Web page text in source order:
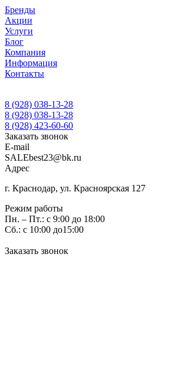
Бренды
Акции
Услуги
Блог
Компания
Информация
Контакты
8 (928) 038-13-28
8 (928) 038-13-28
8 (928) 423-60-60
Заказать звонок
E-mail
SALEbest23@bk.ru
Адрес
г. Краснодар, ул. Красноярская 127
Режим работы
Пн. – Пт.: с 9:00 до 18:00
Сб.: с 10:00 до15:00
Заказать звонок